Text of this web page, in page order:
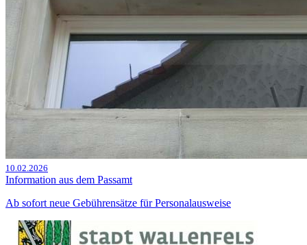
10.02.2026
Information aus dem Passamt
Ab sofort neue Gebührensätze für Personalausweise